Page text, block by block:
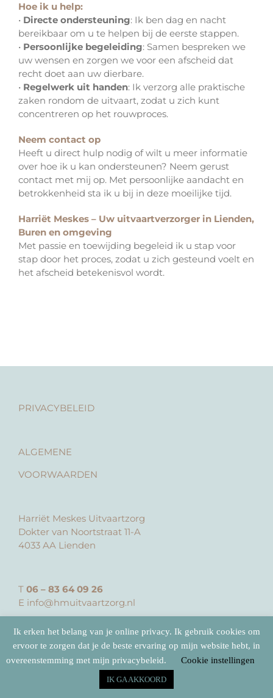
Hoe ik u help:
• Directe ondersteuning: Ik ben dag en nacht
bereikbaar om u te helpen bij de eerste stappen.
• Persoonlijke begeleiding: Samen bespreken we
uw wensen en zorgen we voor een afscheid dat
recht doet aan uw dierbare.
• Regelwerk uit handen: Ik verzorg alle praktische
zaken rondom de uitvaart, zodat u zich kunt
concentreren op het rouwproces.
Neem contact op
Heeft u direct hulp nodig of wilt u meer informatie
over hoe ik u kan ondersteunen? Neem gerust
contact met mij op. Met persoonlijke aandacht en
betrokkenheid sta ik u bij in deze moeilijke tijd.
Harriët Meskes – Uw uitvaartverzorger in Lienden,
Buren en omgeving
Met passie en toewijding begeleid ik u stap voor
stap door het proces, zodat u zich gesteund voelt en
het afscheid betekenisvol wordt.
PRIVACYBELEID
ALGEMENE
VOORWAARDEN
Harriët Meskes Uitvaartzorg
Dokter van Noortstraat 11-A
4033 AA Lienden
T 06 – 83 64 09 26
E info@hmuitvaartzorg.nl
DesignStudio Anker
Ik erken het belang van je online privacy. Ik gebruik cookies om
ervoor te zorgen dat je de beste ervaring op mijn website hebt, in
overeenstemming met mijn privacybeleid.
Cookie instellingen
IK GA AKKOORD